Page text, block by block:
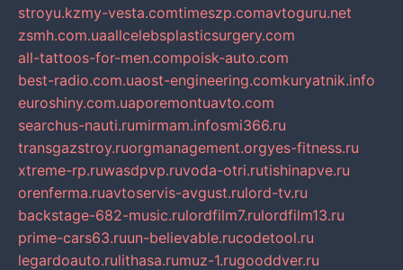
stroyu.kzmy-vesta.comtimeszp.comavtoguru.net
zsmh.com.uaallcelebsplasticsurgery.com
all-tattoos-for-men.compoisk-auto.com
best-radio.com.uaost-engineering.comkuryatnik.info
euroshiny.com.uaporemontuavto.com
searchus-nauti.rumirmam.infosmi366.ru
transgazstroy.ruorgmanagement.orgyes-fitness.ru
xtreme-rp.ruwasdpvp.ruvoda-otri.rutishinapve.ru
orenferma.ruavtoservis-avgust.rulord-tv.ru
backstage-682-music.rulordfilm7.rulordfilm13.ru
prime-cars63.ruun-believable.rucodetool.ru
legardoauto.rulithasa.rumuz-1.rugooddver.ru